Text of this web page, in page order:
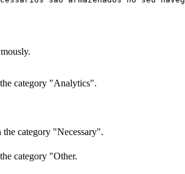
category "Analytics".
category "Necessary".
category "Other.